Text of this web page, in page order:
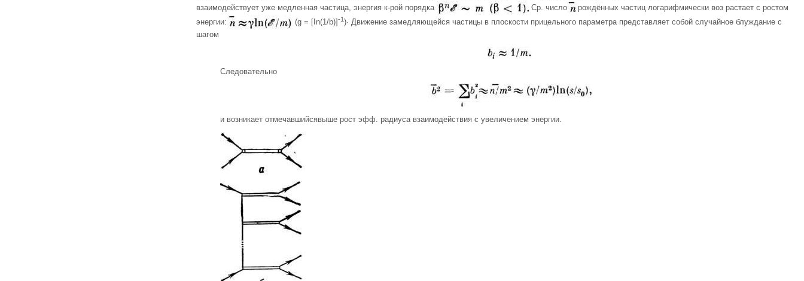
взаимодействует уже медленная частица, энергия к-рой порядка
Ср. число
рождённых частиц логарифмически воз растает с ростом
энергии:
(g = [In(1/b)]-1)· Движение замедляющейся частицы в плоскости прицельного параметра представляет собой случайное блуждание с
шагом
Следовательно
и возникает отмечавшийсявыше рост эфф. радиуса взаимодействия с увеличением энергии.